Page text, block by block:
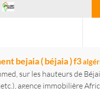
bejaia ( béjaia ) f3
sur les hauteurs de
agence immobilière